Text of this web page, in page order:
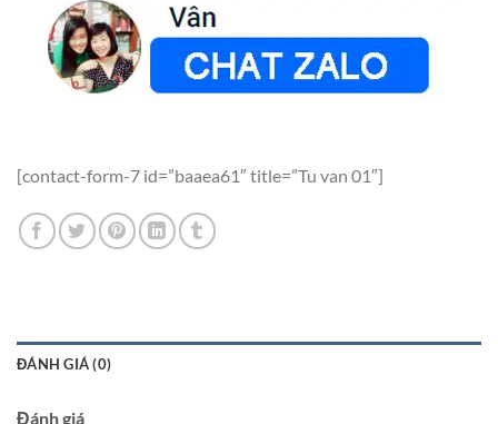
[contact-form-7 id=”baaea61″ title=”Tu van 01″]
ĐÁNH GIÁ (0)
Đánh giá